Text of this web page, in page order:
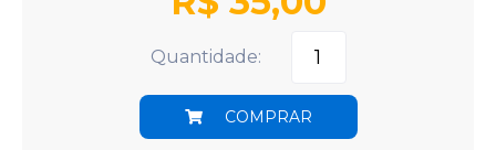
Quantidade:
COMPRAR